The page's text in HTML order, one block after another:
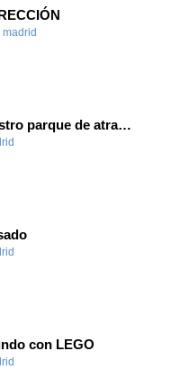
Construyendo nuestro parque de atracciones
con LEGO